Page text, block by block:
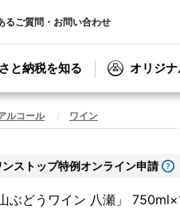
るご質問・お問い合わせ
と納税を知る オリジ
ルコール ワイン
ンストップ特例オンライン申請
ぶどうワイン 八瀬」